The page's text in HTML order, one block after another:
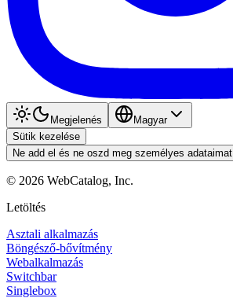
Megjelenés
Magyar
Sütik kezelése
Ne add el és ne oszd meg személyes adataimat
© 2026 WebCatalog, Inc.
Letöltés
Asztali alkalmazás
Böngésző-bővítmény
Webalkalmazás
Switchbar
Singlebox